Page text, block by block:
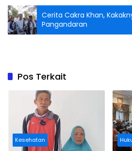
Cerita Cakra Khan,
Pangandaran
Pos Terkait
Kesehatan